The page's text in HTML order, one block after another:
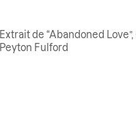
Extrait de “Abandoned
Peyton Fulford